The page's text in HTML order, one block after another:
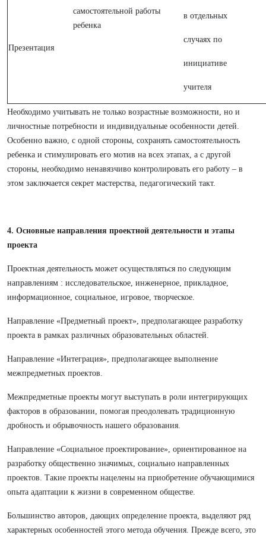
самостоятельной работы
ребенка
в отдельных
случаях по
инициативе
учителя
Презентация
Необходимо учитывать не только возрастные возможности, но и
личностные потребности и индивидуальные особенности детей.
Особенно важно, с одной стороны, сохранять самостоятельность
ребенка и стимулировать его мотив на всех этапах, а с другой
стороны, необходимо ненавязчиво контролировать его работу – в
этом заключается секрет мастерства, педагогический такт.
4. Основные направления проектной деятельности и этапы
проекта
Проектная деятельность может осуществляться по следующим
направлениям : исследовательское, инженерное, прикладное,
информационное, социальное, игровое, творческое.
Направление «Предметный проект», предполагающее разработку
проекта в рамках различных образовательных областей.
Направление «Интеграция», предполагающее выполнение
межпредметных проектов.
Межпредметные проекты могут выступать в роли интегрирующих
факторов в образовании, помогая преодолевать традиционную
дробность и обрывочность нашего образования.
Направление «Социальное проектирование», ориентированное на
разработку общественно значимых, социально направленных
проектов. Такие проекты нацелены на приобретение обучающимися
опыта адаптации к жизни в современном обществе.
Большинство авторов, дающих определение проекта, выделяют ряд
характерных особенностей этого метода обучения. Прежде всего, это